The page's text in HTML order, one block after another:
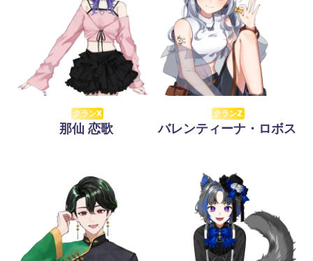
クランX
那仙 恋歌
クランZ
バレンティーナ・ロボス